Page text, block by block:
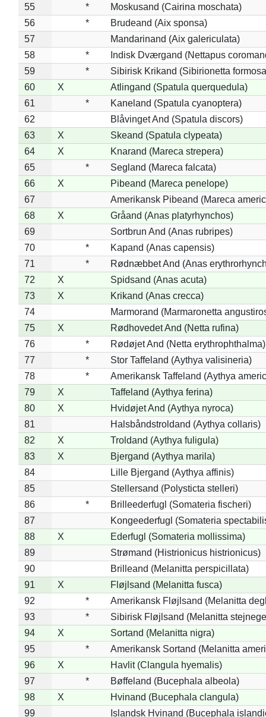
55
*
Moskusand (Cairina moschata)
56
*
Brudeand (Aix sponsa)
57
Mandarinand (Aix galericulata)
58
*
Indisk Dværgand (Nettapus
59
*
Sibirisk Krikand (Sibirionetta
60
X
Atlingand (Spatula querquedula)
61
*
Kaneland (Spatula cyanoptera)
62
Blåvinget And (Spatula discors)
63
X
Skeand (Spatula clypeata)
64
X
Knarand (Mareca strepera)
65
*
Segland (Mareca falcata)
66
X
Pibeand (Mareca penelope)
67
Amerikansk Pibeand (Mareca
68
X
Gråand (Anas platyrhynchos)
69
Sortbrun And (Anas rubripes)
70
*
Kapand (Anas capensis)
71
*
Rødnæbbet And (Anas
72
X
Spidsand (Anas acuta)
73
X
Krikand (Anas crecca)
74
Marmorand (Marmaronetta
75
X
Rødhovedet And (Netta rufina)
76
*
Rødøjet And (Netta erythrophthalma)
77
*
Stor Taffeland (Aythya valisineria)
78
*
Amerikansk Taffeland (Aythya
79
X
Taffeland (Aythya ferina)
80
X
Hvidøjet And (Aythya nyroca)
81
Halsbåndstroldand (Aythya collaris)
82
X
Troldand (Aythya fuligula)
83
X
Bjergand (Aythya marila)
84
Lille Bjergand (Aythya affinis)
85
Stellersand (Polysticta stelleri)
86
*
Brilleederfugl (Somateria fischeri)
87
Kongeederfugl (Somateria
88
X
Ederfugl (Somateria mollissima)
89
Strømand (Histrionicus histrionicus)
90
Brilleand (Melanitta perspicillata)
91
X
Fløjlsand (Melanitta fusca)
92
*
Amerikansk Fløjlsand (Melanitta
93
*
Sibirisk Fløjlsand (Melanitta
94
X
Sortand (Melanitta nigra)
95
*
Amerikansk Sortand (Melanitta
96
X
Havlit (Clangula hyemalis)
97
*
Bøffeland (Bucephala albeola)
98
X
Hvinand (Bucephala clangula)
99
Islandsk Hvinand (Bucephala